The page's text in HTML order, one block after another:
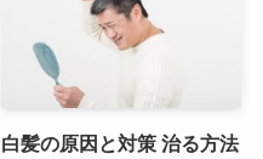
白髪の原因と対策 治る方法